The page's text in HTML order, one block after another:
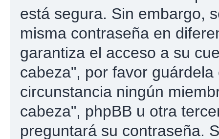
está segura. Sin embargo,
misma contraseña en
garantiza el acceso a su
cabeza", por favor
circunstancia ningún
cabeza", phpBB u otra
preguntará su contraseña.